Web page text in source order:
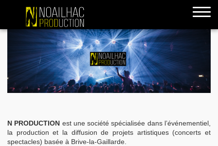
N PRODUCTION est une société spécialisée dans l’événementiel,
la production et la diffusion de projets artistiques (concerts et
spectacles) basée à Brive-la-Gaillarde.